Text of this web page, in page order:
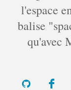
l'espace
balise
qu'avec